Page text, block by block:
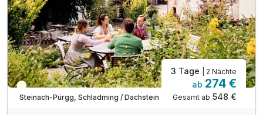
Teilweise ausgelastet
Steinach-Pürgg, Schladming / Dachstein
3 Tage | 2 Nächte
ab 274 €
Gesamt ab 548 €